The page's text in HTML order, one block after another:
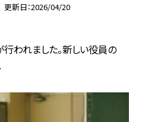
更新日 2026/04/20
行われました。新しい役員の